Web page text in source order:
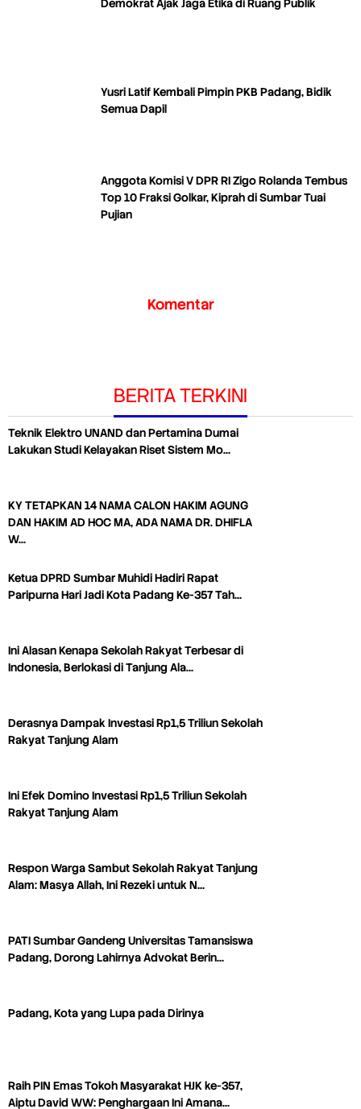
Demokrat Ajak Jaga Etika di Ruang Publik
Yusri Latif Kembali Pimpin PKB Padang, Bidik
Semua Dapil
Anggota Komisi V DPR RI Zigo Rolanda Tembus
Top 10 Fraksi Golkar, Kiprah di Sumbar Tuai
Pujian
Komentar
BERITA TERKINI
Teknik Elektro UNAND dan Pertamina Dumai
Lakukan Studi Kelayakan Riset Sistem Mo…
KY TETAPKAN 14 NAMA CALON HAKIM AGUNG
DAN HAKIM AD HOC MA, ADA NAMA DR. DHIFLA
W…
Ketua DPRD Sumbar Muhidi Hadiri Rapat
Paripurna Hari Jadi Kota Padang Ke-357 Tah…
Ini Alasan Kenapa Sekolah Rakyat Terbesar di
Indonesia, Berlokasi di Tanjung Ala…
Derasnya Dampak Investasi Rp1,5 Triliun Sekolah
Rakyat Tanjung Alam
Ini Efek Domino Investasi Rp1,5 Triliun Sekolah
Rakyat Tanjung Alam
Respon Warga Sambut Sekolah Rakyat Tanjung
Alam: Masya Allah, Ini Rezeki untuk N…
PATI Sumbar Gandeng Universitas Tamansiswa
Padang, Dorong Lahirnya Advokat Berin…
Padang, Kota yang Lupa pada Dirinya
Raih PIN Emas Tokoh Masyarakat HJK ke-357,
Aiptu David WW: Penghargaan Ini Amana…